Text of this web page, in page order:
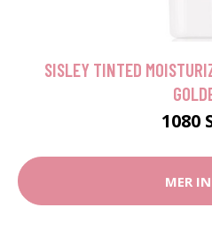
SISLEY TINTED
1080
MER